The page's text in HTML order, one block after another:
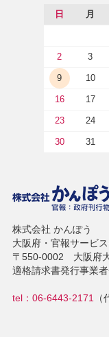
日 月
2 3
9 10
16 17
23 24
30 31
株式会社 かんぽう
大阪府・官報サービ
〒550-0002 大阪府
適格請求書発行事業
tel：06-6443-2171（